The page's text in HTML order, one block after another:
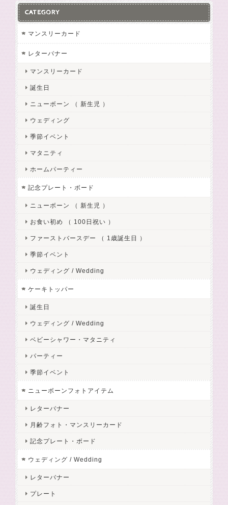
CATEGORY
マンスリーカード
レターバナー
マンスリーカード
誕生日
ニューボーン （ 新生児 ）
ウェディング
季節イベント
マタニティ
ホームパーティー
記念プレート・ボード
ニューボーン （ 新生児 ）
お食い初め （ 100日祝い ）
ファーストバースデー （ 1歳誕生日 ）
季節イベント
ウェディング / Wedding
ケーキトッパー
誕生日
ウェディング / Wedding
ベビーシャワー・マタニティ
パーティー
季節イベント
ニューボーンフォトアイテム
レターバナー
月齢フォト・マンスリーカード
記念プレート・ボード
ウェディング / Wedding
レターバナー
プレート